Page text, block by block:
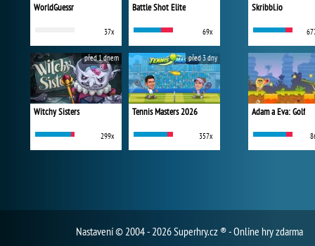
WorldGuessr
37x
Battle Shot Elite
69x
Witchy Sisters
299x
před 1 dnem
Tennis Masters 2026
357x
před 3 dny
Skribbl.io
Adam a Eva: Golf
Nastavení© 2004 - 2026 Superhry.cz ® - Online hry zdarma